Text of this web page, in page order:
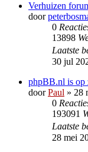
Verhuizen
door
0
13898
Laatste
30 jul
phpBB.nl is op
doorPaul » 28
0
193091
Laatste
28 mei